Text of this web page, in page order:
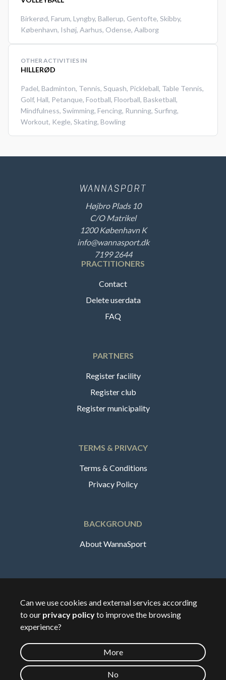
Birkerød, Farum, Lyngby, Ballerup, Gentofte, Skibby,
København, Ishøj, Aarhus, Odense, Aalborg
OTHER ACTIVITIES IN
HILLERØD
Padel, Badminton, Tennis, Squash, Pickleball, Table Tennis,
Golf, Hall, Petanque, Football, Floorball, Basketball,
Mindfulness, Swimming, Fencing, Running, Surfing,
Workout, Kegle, Skating, Bowling
Højbro Plads 10
C/O Matrikel
1200 København K
info@wannasport.dk
7199 2644
PRACTITIONERS
Contact
Delete userdata
FAQ
PARTNERS
Register facility
Register club
Register municipality
TERMS & PRIVACY
Terms & Conditions
Privacy Policy
BACKGROUND
About WannaSport
🇸🇪Sverige
©2026Wannasport.dk
Can we use cookies and external services according
to our privacy policyto improve the browsing
experience?
More
No